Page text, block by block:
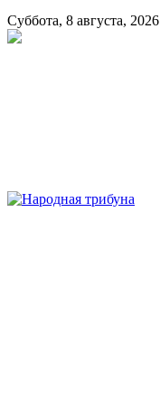
Суббота, 8 августа,